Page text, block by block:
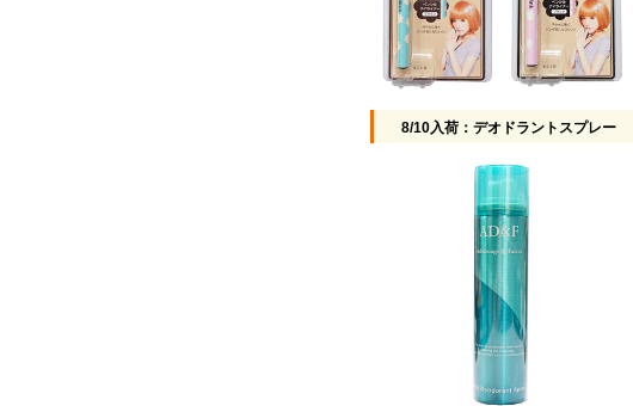
8/10入荷：デオドラントスプレー